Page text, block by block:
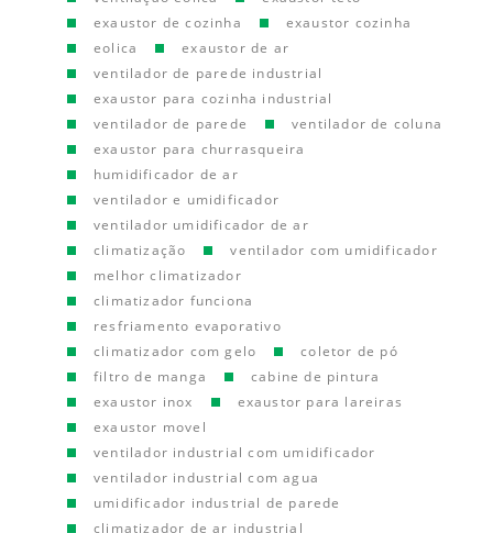
exaustor de cozinha
exaustor cozinha
eolica
exaustor de ar
ventilador de parede industrial
exaustor para cozinha industrial
ventilador de parede
ventilador de coluna
exaustor para churrasqueira
humidificador de ar
ventilador e umidificador
ventilador umidificador de ar
climatização
ventilador com umidificador
melhor climatizador
climatizador funciona
resfriamento evaporativo
climatizador com gelo
coletor de pó
filtro de manga
cabine de pintura
exaustor inox
exaustor para lareiras
exaustor movel
ventilador industrial com umidificador
ventilador industrial com agua
umidificador industrial de parede
climatizador de ar industrial